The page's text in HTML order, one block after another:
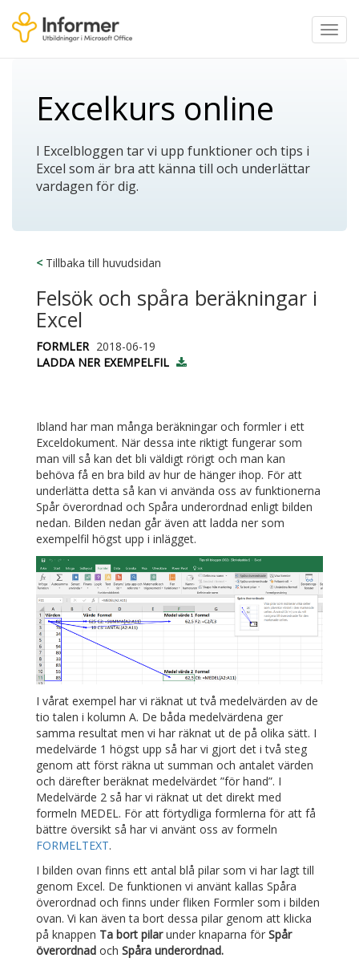
Excelkurs online
I Excelbloggen tar vi upp funktioner och tips i
Excel som är bra att känna till och underlättar
vardagen för dig.
< Tillbaka till huvudsidan
Felsök och spåra beräkningar i
Excel
FORMLER 2018-06-19
LADDA NER EXEMPELFIL
Ibland har man många beräkningar och formler i ett
Exceldokument. När dessa inte riktigt fungerar som
man vill så kan det bli väldigt rörigt och man kan
behöva få en bra bild av hur de hänger ihop. För att
underlätta detta så kan vi använda oss av funktionerna
Spår överordnad och Spåra underordnad enligt bilden
nedan. Bilden nedan går även att ladda ner som
exempelfil högst upp i inlägget.
I vårat exempel har vi räknat ut två medelvärden av de
tio talen i kolumn A. De båda medelvärdena ger
samma resultat men vi har räknat ut de på olika sätt. I
medelvärde 1 högst upp så har vi gjort det i två steg
genom att först räkna ut summan och antalet värden
och därefter beräknat medelvärdet ”för hand”. I
Medelvärde 2 så har vi räknat ut det direkt med
formeln MEDEL. För att förtydliga formlerna för att få
bättre översikt så har vi använt oss av formeln
FORMELTEXT.
I bilden ovan finns ett antal blå pilar som vi har lagt till
genom Excel. De funktionen vi använt kallas Spåra
överordnad och finns under fliken Formler som i bilden
ovan. Vi kan även ta bort dessa pilar genom att klicka
på knappen Ta bort pilarunder knaparna för Spår
överordnad och Spåra underordnad.